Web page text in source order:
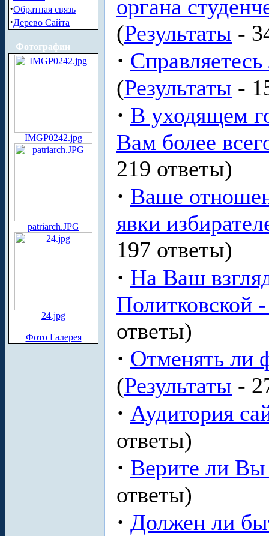
·Обратная связь
·Дерево Сайта
Фотографии
IMGP0242.jpg
patriarch.JPG
24.jpg
Фото Галерея
органа
(Результаты -
·
(Результаты -
· В уходящем
Вам более
219 ответы)
· Ваше
явки
197 ответы)
· На Ваш
Политковской
ответы)
· Отменять ли
(Результаты -
· Аудитория
ответы)
· Верите ли Вы
ответы)
· Должен ли